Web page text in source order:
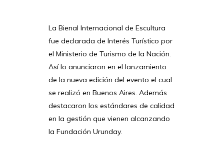
La Bienal Internacional de Escultura
fue declarada de Interés Turístico por
el Ministerio de Turismo de la Nación.
Así lo anunciaron en el lanzamiento
de la nueva edición del evento el cual
se realizó en Buenos Aires. Además
destacaron los estándares de calidad
en la gestión que vienen alcanzando
la Fundación Urunday.